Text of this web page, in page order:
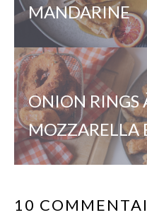
MANDARINE
ONION RINGS
MOZZARELLA
10